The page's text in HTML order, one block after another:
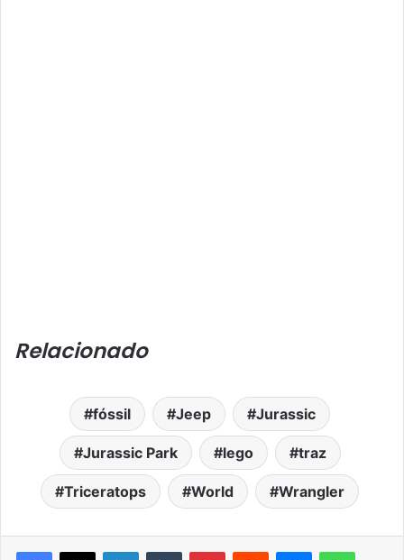
Relacionado
fóssil Jeep Jurassic
Jurassic Park lego traz
Triceratops World Wrangler
Facebook
X LinkedinTumblr PinterestReddit Messenger